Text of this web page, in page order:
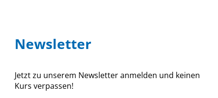
Newsletter
Jetzt zu unserem Newsletter anmelden und keinen
Kurs verpassen!